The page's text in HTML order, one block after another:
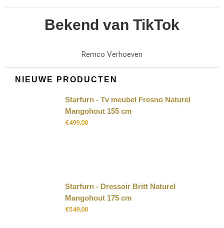
Bekend van TikTok
Remco Verhoeven
NIEUWE PRODUCTEN
Starfurn - Tv meubel Fresno Naturel
Mangohout 155 cm
€499,00
Starfurn - Dressoir Britt Naturel
Mangohout 175 cm
€549,00